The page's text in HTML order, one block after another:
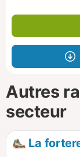
Autres
secteur
La